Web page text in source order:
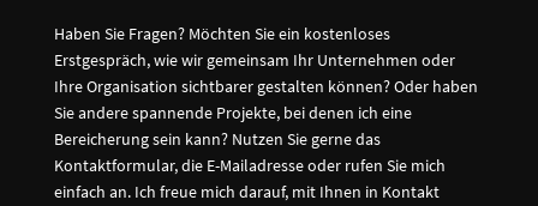
Haben Sie Fragen? Möchten Sie ein kostenloses
Erstgespräch, wie wir gemeinsam Ihr Unternehmen oder
Ihre Organisation sichtbarer gestalten können? Oder haben
Sie andere spannende Projekte, bei denen ich eine
Bereicherung sein kann? Nutzen Sie gerne das
Kontaktformular, die E-Mailadresse oder rufen Sie mich
einfach an. Ich freue mich darauf, mit Ihnen in Kontakt